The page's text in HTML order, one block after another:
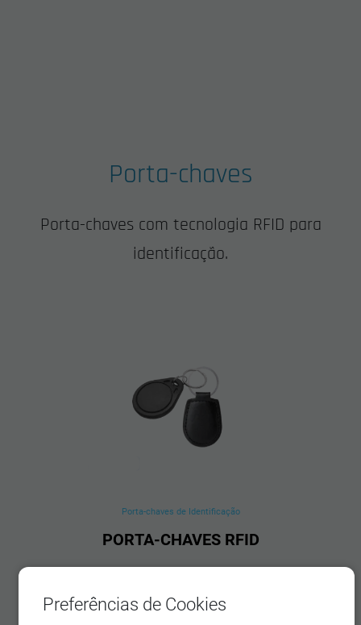
Porta-chaves
Porta-chaves com tecnologia RFID para
identificação.
Porta-chaves de Identificação
PORTA-CHAVES RFID
Preferências de Cookies